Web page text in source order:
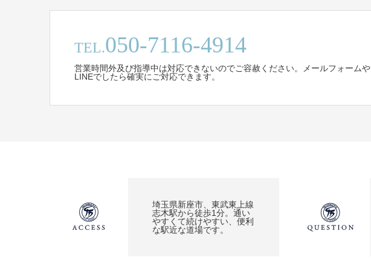
TEL.050-7116-4914
営業時間外及び指導中は対応できないのでご容赦ください。メールフォームや
LINEでしたら確実にご対応できます。
埼玉県新座市、東武東上線
志木駅から徒歩1分。通い
やすくて続けやすい、便利
な駅近な道場です。